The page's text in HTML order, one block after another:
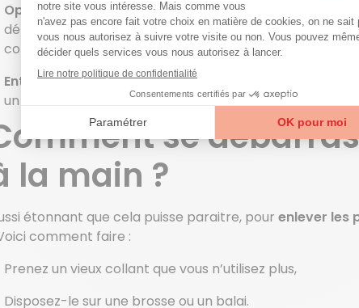
Optimisation du lavage: l’ajout de vinaigre blanc
déloger les poils collés. À la place du vinaigre blanc,
compartiment de l’adoucissant
Entretien de la machine: après le lavage, laissez la
un linge propre pour éviter l’accumulation de poils.
se
la main ?
étonnant que cela puisse paraitre, pour enlever les
comment faire :
Prenez un vieux collant que vous n’utilisez plus,
Disposez-le sur une brosse ou un balai.